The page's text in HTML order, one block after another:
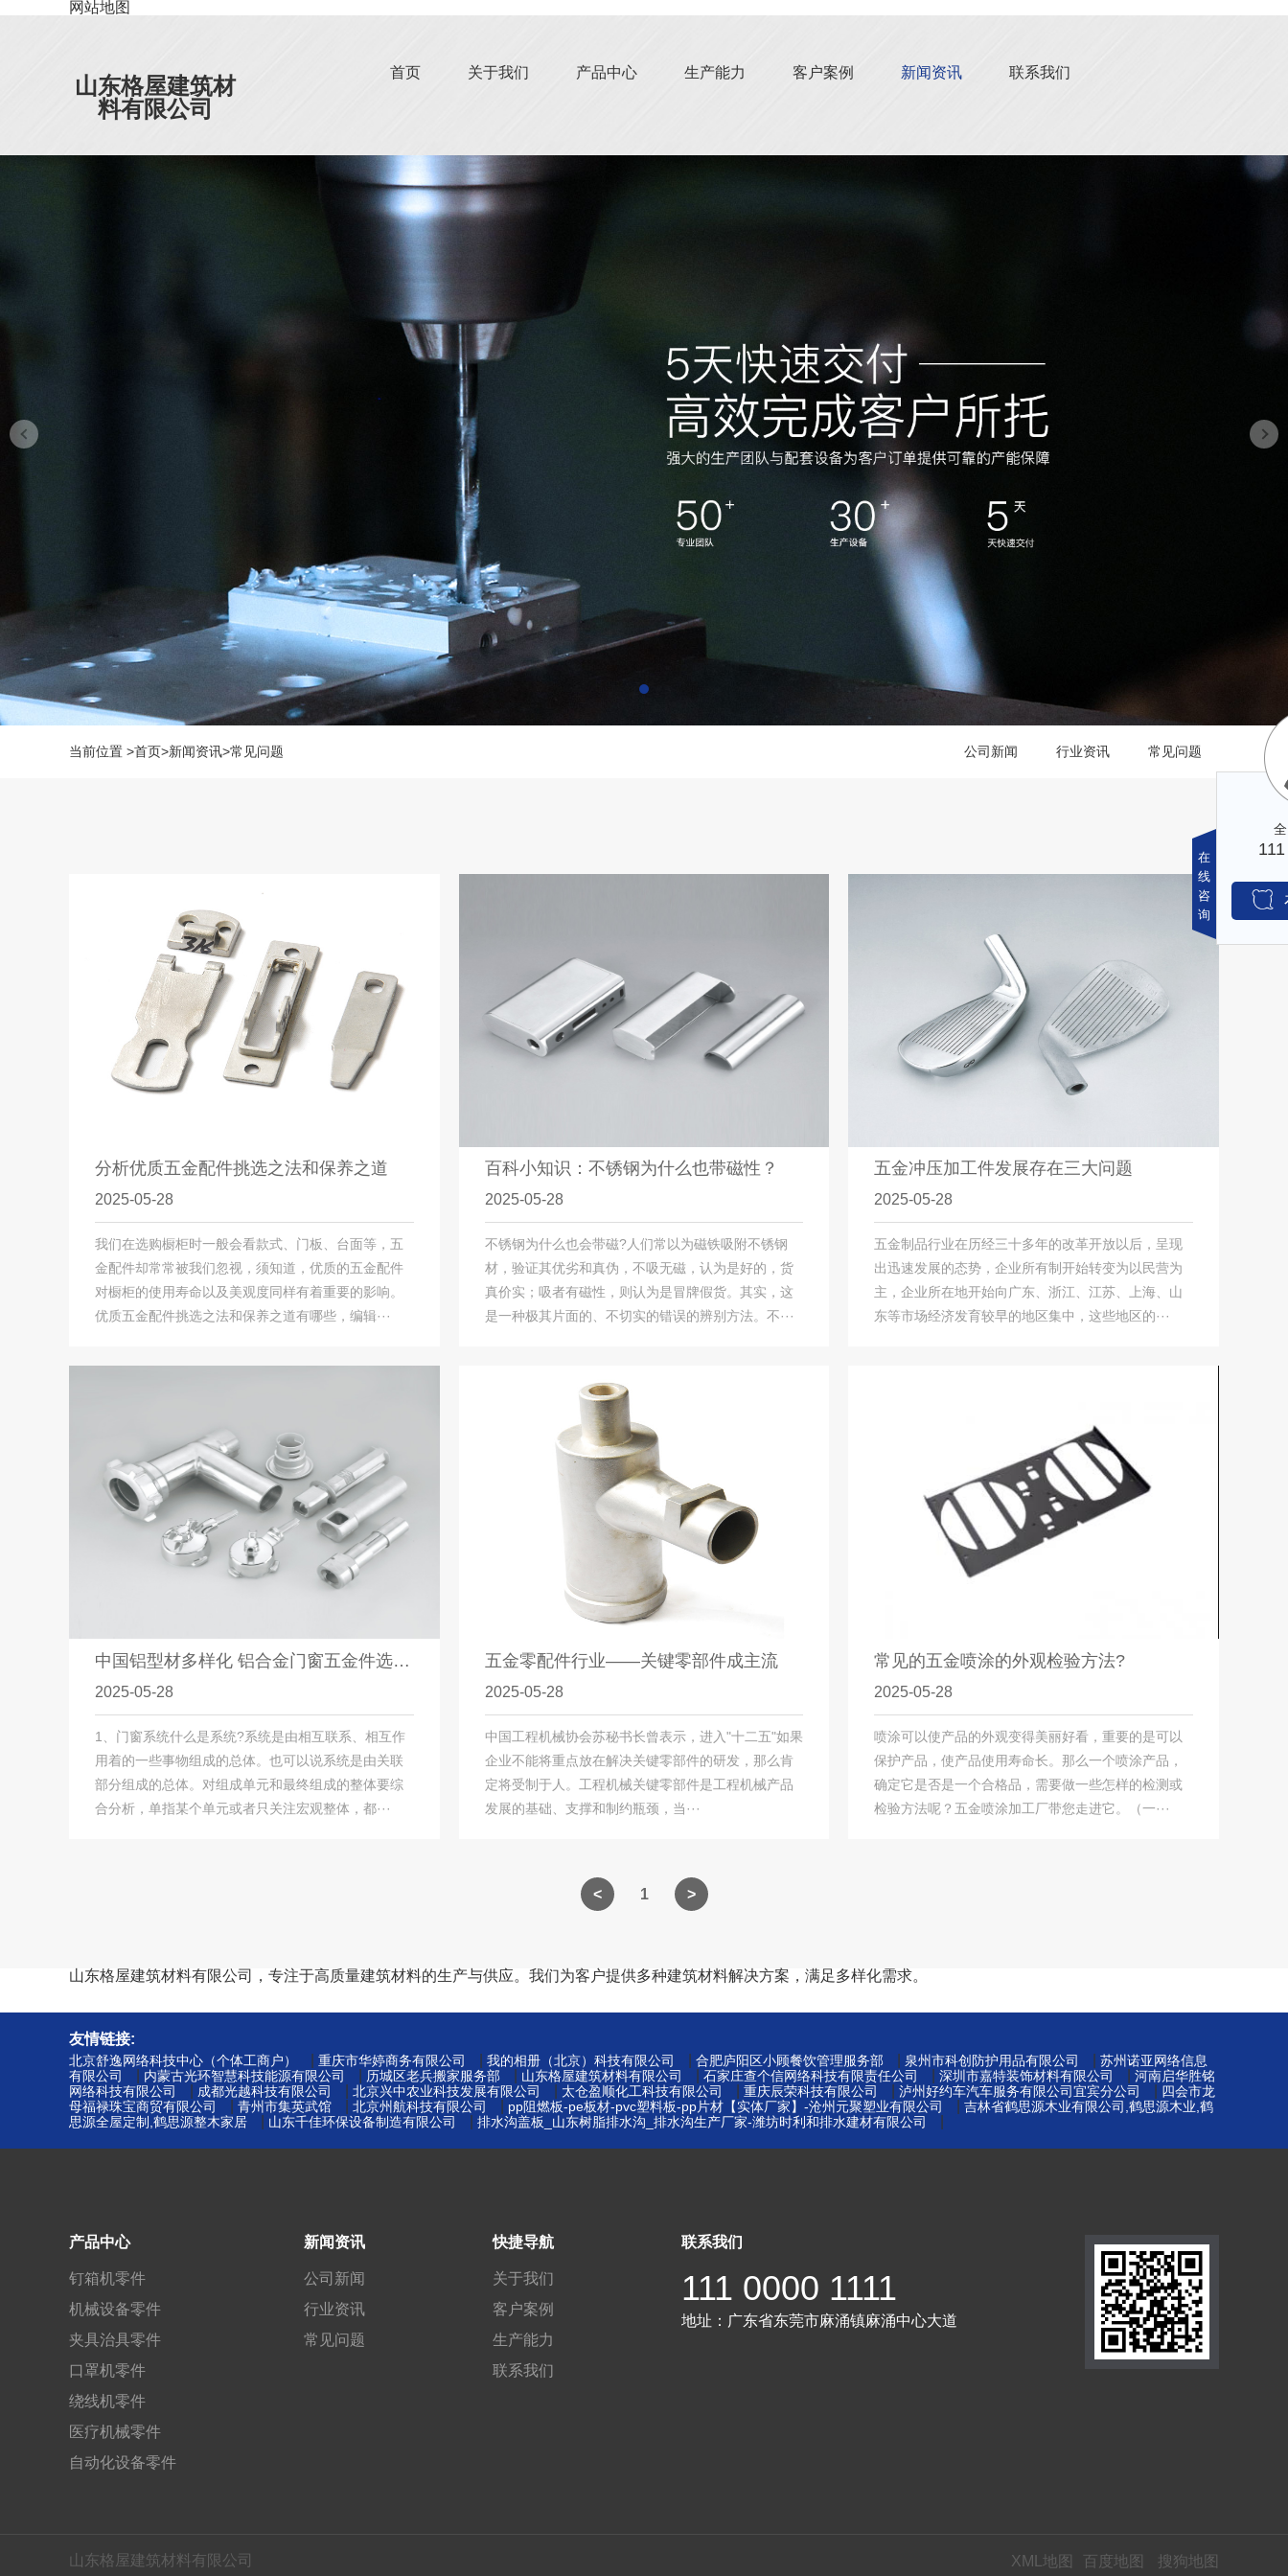
网站地图
山东格屋建筑材
料有限公司
首页 关于我们 产品中心 生产能力 客户案例 新闻资讯 联系我们
当前位置 >首页>新闻资讯>常见问题 公司新闻 行业资讯 常见问题
分析优质五金配件挑选之法和保养之道
2025-05-28
我们在选购橱柜时一般会看款式、门板、台面等，五
金配件却常常被我们忽视，须知道，优质的五金配件
对橱柜的使用寿命以及美观度同样有着重要的影响。
优质五金配件挑选之法和保养之道有哪些，编辑···
百科小知识：不锈钢为什么也带磁性？
2025-05-28
不锈钢为什么也会带磁?人们常以为磁铁吸附不锈钢
材，验证其优劣和真伪，不吸无磁，认为是好的，货
真价实；吸者有磁性，则认为是冒牌假货。其实，这
是一种极其片面的、不切实的错误的辨别方法。不···
五金冲压加工件发展存在三大问题
2025-05-28
五金制品行业在历经三十多年的改革开放以后，呈现
出迅速发展的态势，企业所有制开始转变为以民营为
主，企业所在地开始向广东、浙江、江苏、上海、山
东等市场经济发育较早的地区集中，这些地区的···
中国铝型材多样化 铝合金门窗五金件选择有原则
2025-05-28
1、门窗系统什么是系统?系统是由相互联系、相互作
用着的一些事物组成的总体。也可以说系统是由关联
部分组成的总体。对组成单元和最终组成的整体要综
合分析，单指某个单元或者只关注宏观整体，都···
五金零配件行业——关键零部件成主流
2025-05-28
中国工程机械协会苏秘书长曾表示，进入"十二五"如果
企业不能将重点放在解决关键零部件的研发，那么肯
定将受制于人。工程机械关键零部件是工程机械产品
发展的基础、支撑和制约瓶颈，当···
常见的五金喷涂的外观检验方法?
2025-05-28
喷涂可以使产品的外观变得美丽好看，重要的是可以
保护产品，使产品使用寿命长。那么一个喷涂产品，
确定它是否是一个合格品，需要做一些怎样的检测或
检验方法呢？五金喷涂加工厂带您走进它。（一···
1
山东格屋建筑材料有限公司，专注于高质量建筑材料的生产与供应。我们为客户提供多种建筑材料解决方案，满足多样化需求。
友情链接:
北京舒逸网络科技中心（个体工商户） 重庆市华婷商务有限公司 我的相册（北京）科技有限公司 合肥庐阳区小顾餐饮管理服务部 泉州市科创防护用品有限公司
苏州诺亚网络信息
有限公司
内蒙古光环智慧科技能源有限公司 历城区老兵搬家服务部 山东格屋建筑材料有限公司 石家庄查个信网络科技有限责任公司 深圳市嘉特装饰材料有限公司
河南启华胜铭
网络科技有限公司
成都光越科技有限公司 北京兴中农业科技发展有限公司 太仓盈顺化工科技有限公司 重庆辰荣科技有限公司 泸州好约车汽车服务有限公司宜宾分公司
四会市龙
母福禄珠宝商贸有限公司
青州市集英武馆 北京州航科技有限公司 pp阻燃板-pe板材-pvc塑料板-pp片材【实体厂家】-沧州元聚塑业有限公司
吉林省鹤思源木业有限公司,鹤思源木业,鹤
思源全屋定制,鹤思源整木家居
山东千佳环保设备制造有限公司 排水沟盖板_山东树脂排水沟_排水沟生产厂家-潍坊时利和排水建材有限公司
产品中心
钉箱机零件
机械设备零件
夹具治具零件
口罩机零件
绕线机零件
医疗机械零件
自动化设备零件
新闻资讯
公司新闻
行业资讯
常见问题
快捷导航
关于我们
客户案例
生产能力
联系我们
联系我们
111 0000 1111
地址： 广东省东莞市麻涌镇麻涌中心大道
山东格屋建筑材料有限公司 XML地图 百度地图 搜狗地图
在
咨